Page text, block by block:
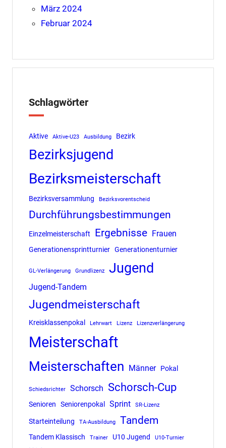
März 2024
Februar 2024
Schlagwörter
Aktive Aktive-U23 Ausbildung Bezirk
Bezirksjugend
Bezirksmeisterschaft
Bezirksversammlung Bezirksvorentscheid
Durchführungsbestimmungen
Einzelmeisterschaft Ergebnisse Frauen
Generationensprintturnier Generationenturnier
GL-Verlängerung Grundlizenz Jugend
Jugend-Tandem
Jugendmeisterschaft
Kreisklassenpokal Lehrwart Lizenz Lizenzverlängerung
Meisterschaft
Meisterschaften Männer Pokal
Schiedsrichter Schorsch Schorsch-Cup
Senioren Seniorenpokal Sprint SR-Lizenz
Starteinteilung TA-Ausbildung Tandem
Tandem Klassisch Trainer U10 Jugend U10-Turnier